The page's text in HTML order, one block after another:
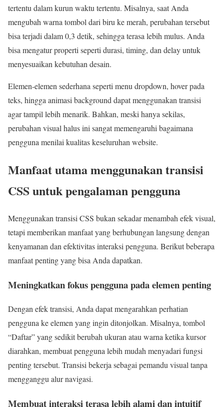
tertentu dalam kurun waktu tertentu. Misalnya, saat Anda
mengubah warna tombol dari biru ke merah, perubahan tersebut
bisa terjadi dalam 0,3 detik, sehingga terasa lebih mulus. Anda
bisa mengatur properti seperti durasi, timing, dan delay untuk
menyesuaikan kebutuhan desain.
Elemen-elemen sederhana seperti menu dropdown, hover pada
teks, hingga animasi background dapat menggunakan transisi
agar tampil lebih menarik. Bahkan, meski hanya sekilas,
perubahan visual halus ini sangat memengaruhi bagaimana
pengguna menilai kualitas keseluruhan website.
Manfaat utama menggunakan transisi
CSS untuk pengalaman pengguna
Menggunakan transisi CSS bukan sekadar menambah efek visual,
tetapi memberikan manfaat yang berhubungan langsung dengan
kenyamanan dan efektivitas interaksi pengguna. Berikut beberapa
manfaat penting yang bisa Anda dapatkan.
Meningkatkan fokus pengguna pada elemen penting
Dengan efek transisi, Anda dapat mengarahkan perhatian
pengguna ke elemen yang ingin ditonjolkan. Misalnya, tombol
“Daftar” yang sedikit berubah ukuran atau warna ketika kursor
diarahkan, membuat pengguna lebih mudah menyadari fungsi
penting tersebut. Transisi bekerja sebagai pemandu visual tanpa
mengganggu alur navigasi.
Membuat interaksi terasa lebih alami dan intuitif